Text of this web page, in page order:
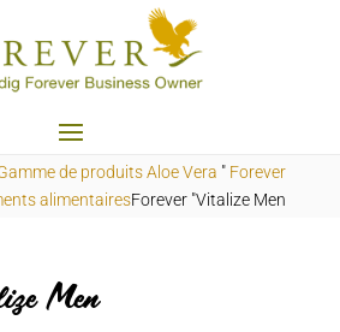
de produits Aloe Vera " Forever
alimentairesForever "Vitalize Men
Men